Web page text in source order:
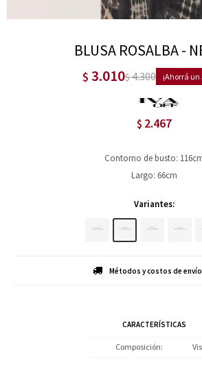
BLUSA ROSALBA -
$ 3.010$4.300
$ 2.467
Contorno de busto:
Largo: 66cm
Variantes:
Métodos y costos de envío
CARACTERÍSTICAS
Composición